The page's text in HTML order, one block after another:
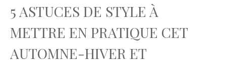
5 ASTUCES DE STYLE À
METTRE EN PRATIQUE CET
AUTOMNE-HIVER ET